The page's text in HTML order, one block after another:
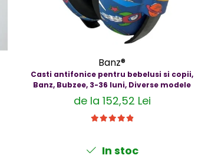
Banz®
Casti antifonice pentru bebelusi si copii,
Banz, Bubzee, 3-36 luni, Diverse modele
de la 152,52 Lei
In stoc